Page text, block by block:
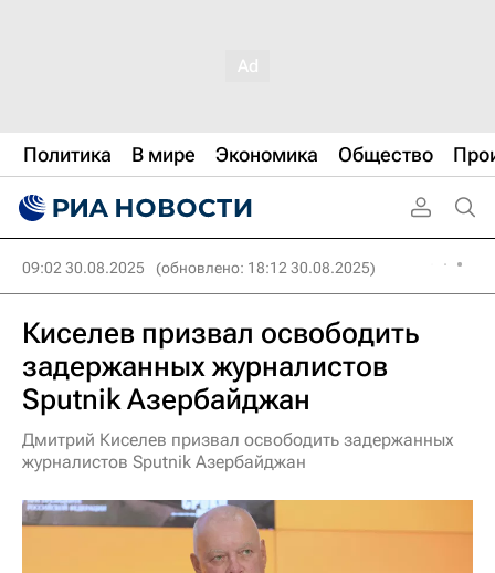
Политика В мире Экономика Общество
09:02 30.08.2025 (обновлено: 18:12 30.08.2025)
Киселев призвал освободить
задержанных журналистов
Sputnik Азербайджан
Дмитрий Киселев призвал освободить задержанных
журналистов Sputnik Азербайджан